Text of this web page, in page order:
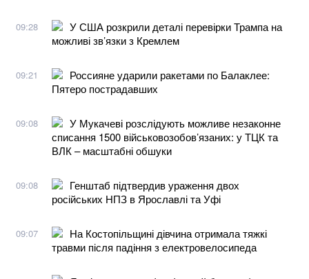
09:28
У США розкрили деталі перевірки Трампа на
можливі зв’язки з Кремлем
09:21
Россияне ударили ракетами по Балаклее:
Пятеро пострадавших
09:08
У Мукачеві розслідують можливе незаконне
списання 1500 військовозобов’язаних: у ТЦК та
ВЛК – масштабні обшуки
09:08
Генштаб підтвердив ураження двох
російських НПЗ в Ярославлі та Уфі
09:07
На Костопільщині дівчина отримала тяжкі
травми після падіння з електровелосипеда